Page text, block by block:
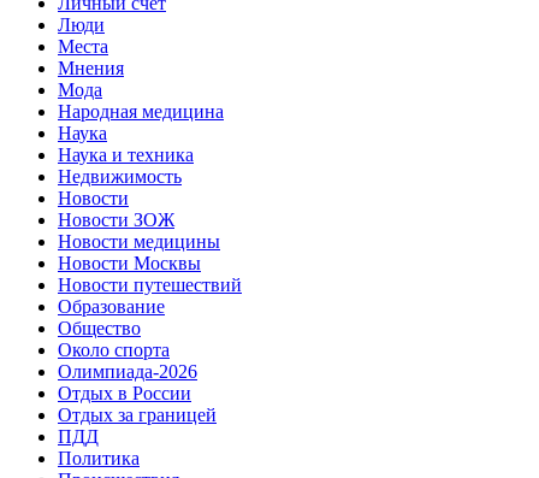
Люди
Места
Мнения
Мода
Народная медицина
Наука
Наука и техника
Недвижимость
Новости
Новости ЗОЖ
Новости медицины
Новости Москвы
Новости путешествий
Образование
Общество
Около спорта
Олимпиада-2026
Отдых в России
Отдых за границей
ПДД
Политика